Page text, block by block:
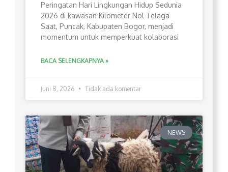
Peringatan Hari Lingkungan Hidup Sedunia
2026 di kawasan Kilometer Nol Telaga
Saat, Puncak, Kabupaten Bogor, menjadi
momentum untuk memperkuat kolaborasi
BACA SELENGKAPNYA »
Juni 8, 2026 Tidak ada komentar
NEWS